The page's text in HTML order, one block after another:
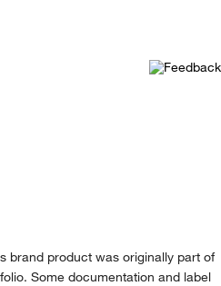
brand product was originally part of
Some documentation and label